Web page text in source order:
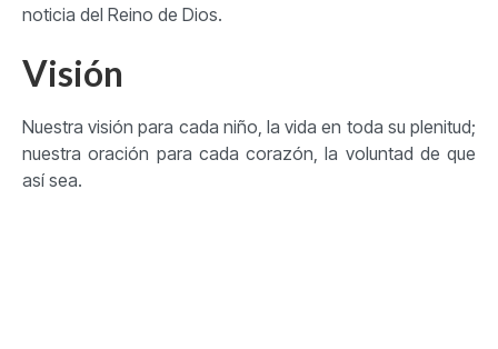
noticia del Reino de Dios.
Visión
Nuestra visión para cada niño, la vida en toda su plenitud;
nuestra oración para cada corazón, la voluntad de que
así sea.